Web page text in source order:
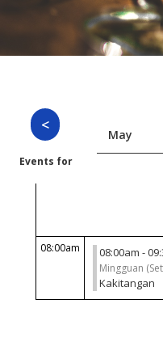
Events for
08:00am 08:00am -
Mingguan
Kakitangan